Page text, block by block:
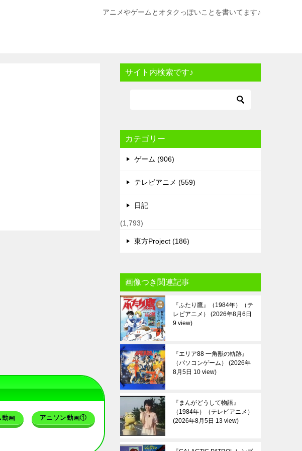
アニメやゲームとオタクっぽいことを書いてます♪
動画 アニソン動画①
サイト内検索です♪
カテゴリー
ゲーム (906)
テレビアニメ (559)
日記
(1,793)
東方Project (186)
画像つき関連記事
『ふたり鷹』（1984年）（テ
レビアニメ）
2026年8月6日
9 view
『エリア88 一角獣の軌跡』
（パソコンゲーム）
2026年
8月5日 10 view
『まんがどうして物語』
（1984年）（テレビアニメ）
2026年8月5日 13 view